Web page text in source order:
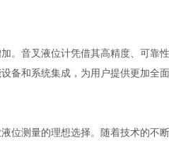
音叉液位计凭借其高精度、可靠
备和系统集成，为用户提供更加全面
测量的理想选择。随着技术的不